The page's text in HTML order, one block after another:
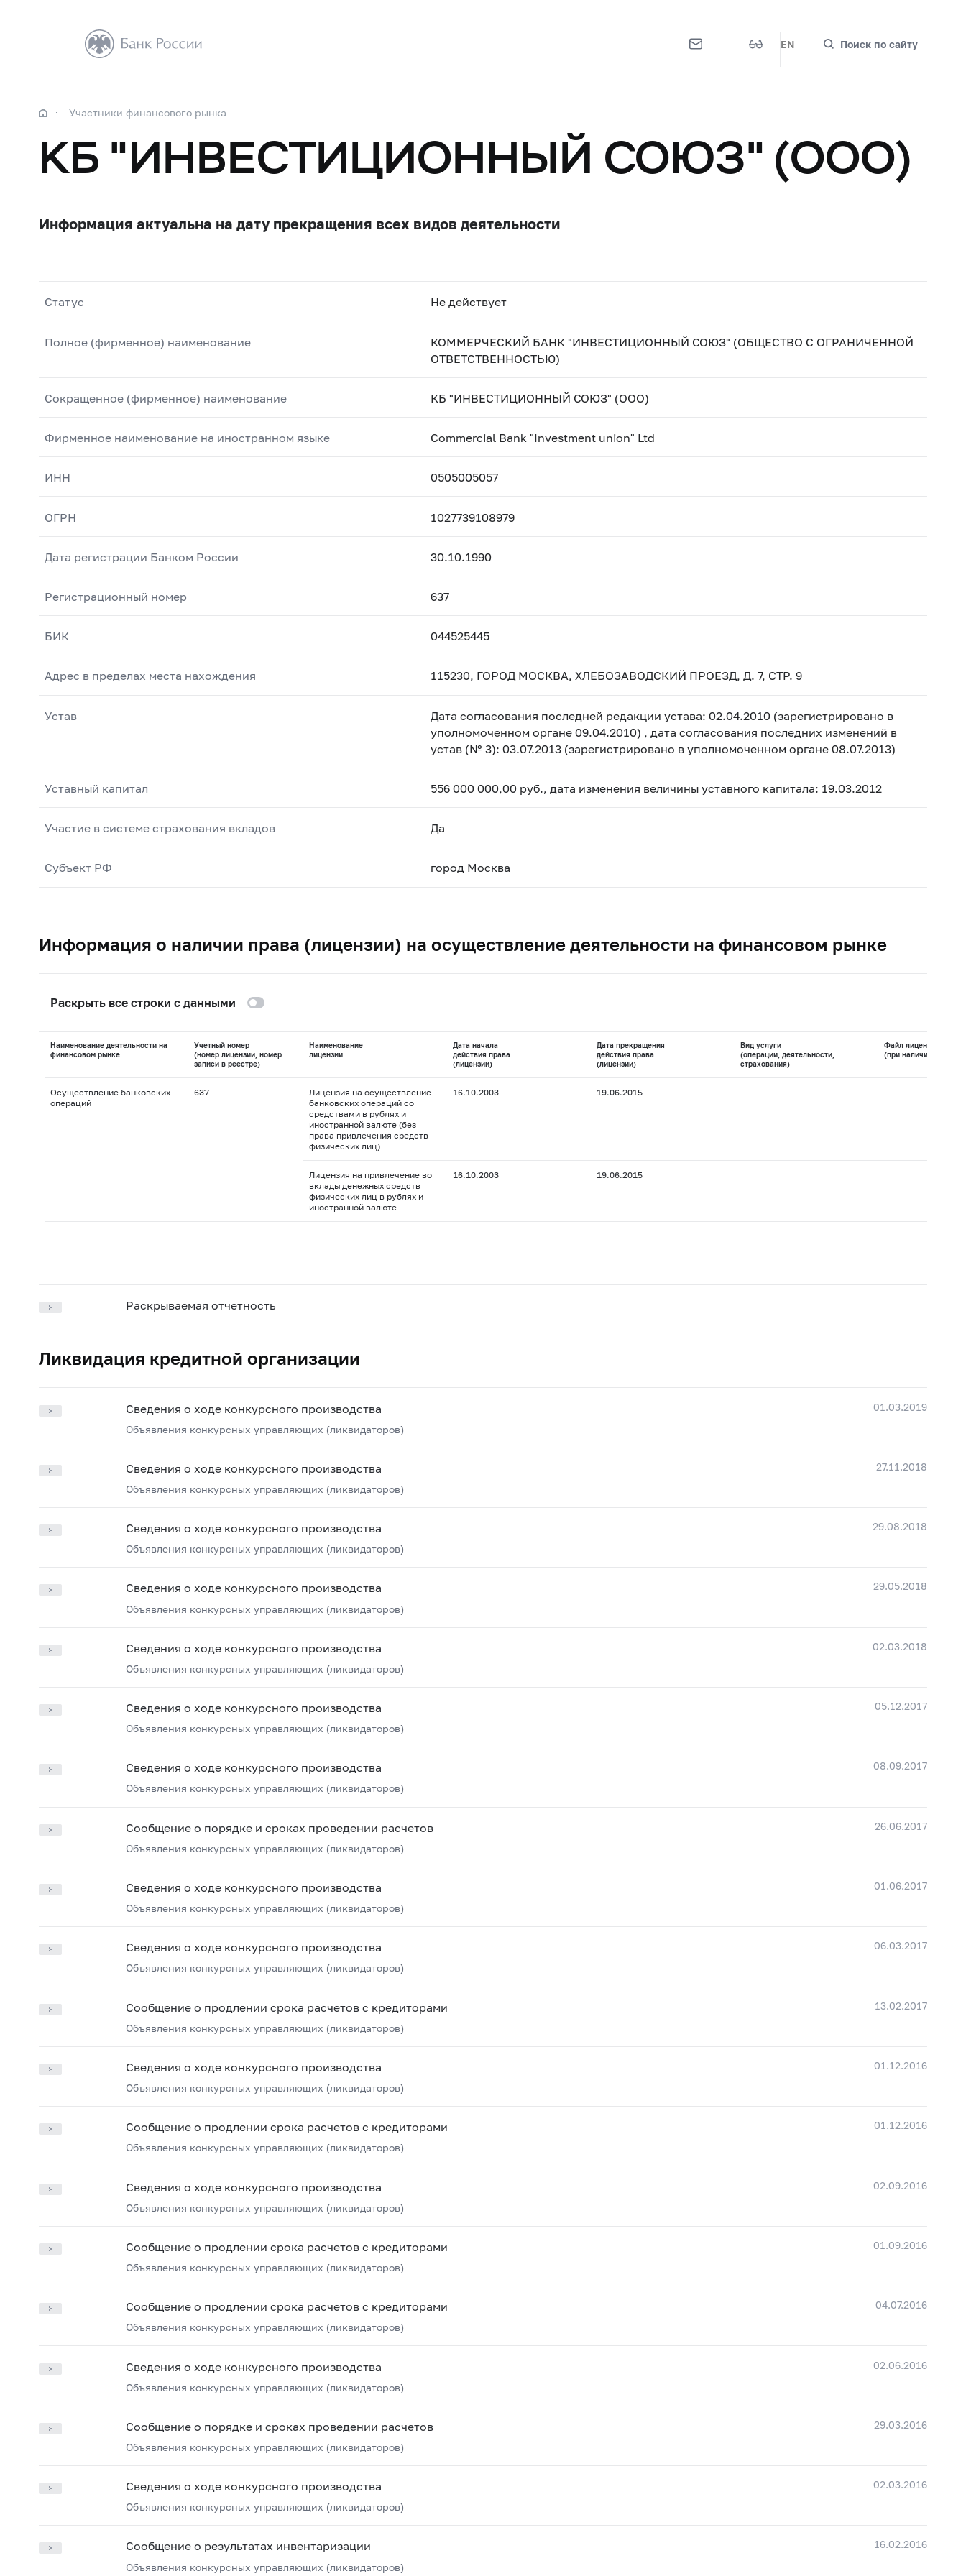
EN Поиск по сайту
Участники финансового рынка
КБ "ИНВЕСТИЦИОННЫЙ СОЮЗ" (ООО)
Информация актуальна на дату прекращения всех видов деятельности
Статус Не действует
Полное (фирменное) наименование
КОММЕРЧЕСКИЙ БАНК "ИНВЕСТИЦИОННЫЙ СОЮЗ" (ОБЩЕСТВО С ОГРАНИЧЕННОЙ
ОТВЕТСТВЕННОСТЬЮ)
Сокращенное (фирменное) наименование КБ "ИНВЕСТИЦИОННЫЙ СОЮЗ" (ООО)
Фирменное наименование на иностранном языке Commercial Bank "Investment union" Ltd
ИНН 0505005057
ОГРН 1027739108979
Дата регистрации Банком России 30.10.1990
Регистрационный номер 637
БИК 044525445
Адрес в пределах места нахождения 115230, ГОРОД МОСКВА, ХЛЕБОЗАВОДСКИЙ ПРОЕЗД, Д. 7, СТР. 9
Устав
Дата согласования последней редакции устава: 02.04.2010 (зарегистрировано в
уполномоченном органе 09.04.2010) , дата согласования последних изменений в
устав (№ 3): 03.07.2013 (зарегистрировано в уполномоченном органе 08.07.2013)
Уставный капитал 556 000 000,00 руб., дата изменения величины уставного капитала: 19.03.2012
Участие в системе страхования вкладов Да
Субъект РФ город Москва
Информация о наличии права (лицензии) на осуществление деятельности на финансовом рынке
Раскрыть все строки с данными
Наименование деятельности на
финансовом рынке
Учетный номер
(номер лицензии, номер
записи в реестре)
Наименование
лицензии
Дата начала
действия права
(лицензии)
Дата прекращения
действия права
(лицензии)
Вид услуги
(операции, деятельности,
страхования)
Файл лицензии
(при наличии)
Осуществление банковских
операций
637
Лицензия на осуществление
банковских операций со
средствами в рублях и
иностранной валюте (без
права привлечения средств
физических лиц)
16.10.2003 19.06.2015
Лицензия на привлечение во
вклады денежных средств
физических лиц в рублях и
иностранной валюте
16.10.2003 19.06.2015
Раскрываемая отчетность
Ликвидация кредитной организации
01.03.2019
Сведения о ходе конкурсного производства
Объявления конкурсных управляющих (ликвидаторов)
27.11.2018
Сведения о ходе конкурсного производства
Объявления конкурсных управляющих (ликвидаторов)
29.08.2018
Сведения о ходе конкурсного производства
Объявления конкурсных управляющих (ликвидаторов)
29.05.2018
Сведения о ходе конкурсного производства
Объявления конкурсных управляющих (ликвидаторов)
02.03.2018
Сведения о ходе конкурсного производства
Объявления конкурсных управляющих (ликвидаторов)
05.12.2017
Сведения о ходе конкурсного производства
Объявления конкурсных управляющих (ликвидаторов)
08.09.2017
Сведения о ходе конкурсного производства
Объявления конкурсных управляющих (ликвидаторов)
26.06.2017
Сообщение о порядке и сроках проведении расчетов
Объявления конкурсных управляющих (ликвидаторов)
01.06.2017
Сведения о ходе конкурсного производства
Объявления конкурсных управляющих (ликвидаторов)
06.03.2017
Сведения о ходе конкурсного производства
Объявления конкурсных управляющих (ликвидаторов)
13.02.2017
Сообщение о продлении срока расчетов с кредиторами
Объявления конкурсных управляющих (ликвидаторов)
01.12.2016
Сведения о ходе конкурсного производства
Объявления конкурсных управляющих (ликвидаторов)
01.12.2016
Сообщение о продлении срока расчетов с кредиторами
Объявления конкурсных управляющих (ликвидаторов)
02.09.2016
Сведения о ходе конкурсного производства
Объявления конкурсных управляющих (ликвидаторов)
01.09.2016
Сообщение о продлении срока расчетов с кредиторами
Объявления конкурсных управляющих (ликвидаторов)
04.07.2016
Сообщение о продлении срока расчетов с кредиторами
Объявления конкурсных управляющих (ликвидаторов)
02.06.2016
Сведения о ходе конкурсного производства
Объявления конкурсных управляющих (ликвидаторов)
29.03.2016
Сообщение о порядке и сроках проведении расчетов
Объявления конкурсных управляющих (ликвидаторов)
02.03.2016
Сведения о ходе конкурсного производства
Объявления конкурсных управляющих (ликвидаторов)
16.02.2016
Сообщение о результатах инвентаризации
Объявления конкурсных управляющих (ликвидаторов)